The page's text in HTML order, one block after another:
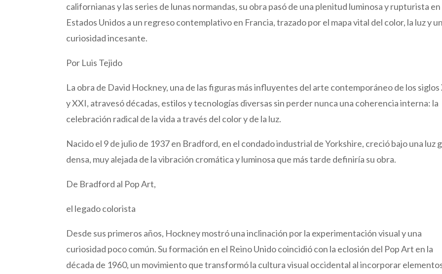
californianas y las series de lunas normandas, su obra pasó de una plenitud luminosa y rupturista en
Estados Unidos a un regreso contemplativo en Francia, trazado por el mapa vital del color, la luz y
curiosidad incesante.
Por Luis Tejido
La obra de David Hockney, una de las figuras más influyentes del arte contemporáneo de los siglos
y XXI, atravesó décadas, estilos y tecnologías diversas sin perder nunca una coherencia interna: la
celebración radical de la vida a través del color y de la luz.
Nacido el 9 de julio de 1937 en Bradford, en el condado industrial de Yorkshire, creció bajo una luz
densa, muy alejada de la vibración cromática y luminosa que más tarde definiría su obra.
De Bradford al Pop Art,
el legado colorista
Desde sus primeros años, Hockney mostró una inclinación por la experimentación visual y una
curiosidad poco común. Su formación en el Reino Unido coincidió con la eclosión del Pop Art en la
década de 1960, un movimiento que transformó la cultura visual occidental al incorporar